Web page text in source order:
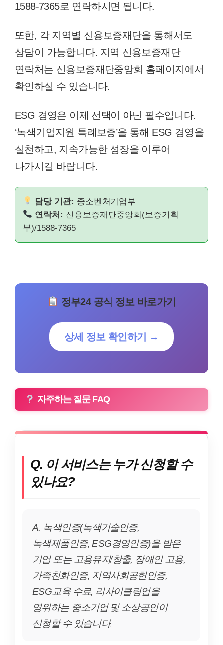
1588-7365로 연락하시면 됩니다.
또한, 각 지역별 신용보증재단을 통해서도
상담이 가능합니다. 지역 신용보증재단
연락처는 신용보증재단중앙회 홈페이지에서
확인하실 수 있습니다.
ESG 경영은 이제 선택이 아닌 필수입니다.
‘녹색기업지원 특례보증’을 통해 ESG 경영을
실천하고, 지속가능한 성장을 이루어
나가시길 바랍니다.
담당 기관: 중소벤처기업부
연락처: 신용보증재단중앙회(보증기획
부)/1588-7365
정부24 공식 정보 바로가기
상세 정보 확인하기 →
자주하는 질문 FAQ
Q. 이 서비스는 누가 신청할 수
있나요?
A. 녹색인증(녹색기술인증,
녹색제품인증, ESG경영인증)을 받은
기업 또는 고용유지/창출, 장애인 고용,
가족친화인증, 지역사회공헌인증,
ESG교육 수료, 리사이클링업을
영위하는 중소기업 및 소상공인이
신청할 수 있습니다.